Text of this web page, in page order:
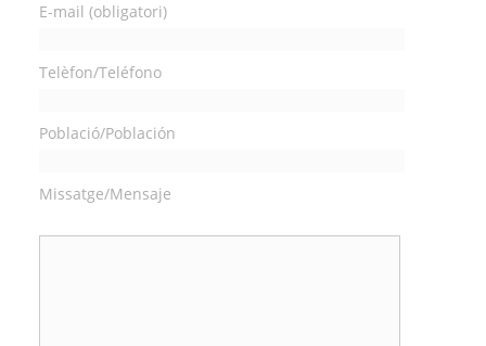
E-mail (obligatori)
Telèfon/Teléfono
Població/Población
Missatge/Mensaje